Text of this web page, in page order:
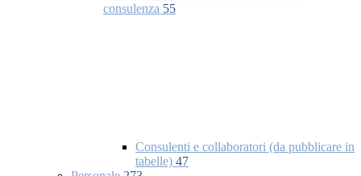
consulenza 55
Consulenti e collaboratori (da pubblicare in
tabelle) 47